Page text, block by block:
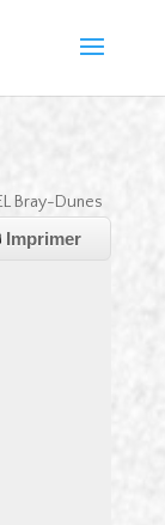
Bray-Dunes
Imprimer